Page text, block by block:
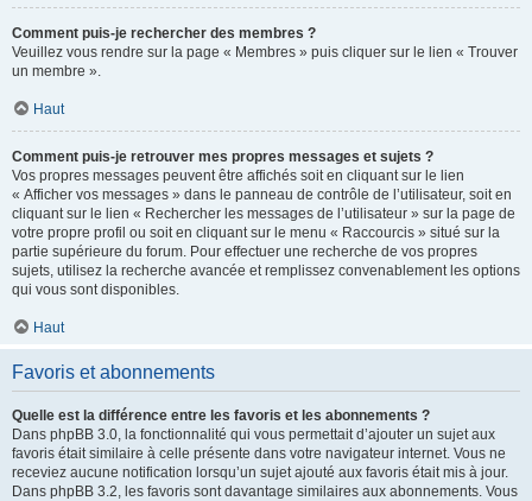
Comment puis-je rechercher des membres ?
Veuillez vous rendre sur la page « Membres » puis cliquer sur le lien « Trouver
un membre ».
Haut
Comment puis-je retrouver mes propres messages et sujets ?
Vos propres messages peuvent être affichés soit en cliquant sur le lien
« Afficher vos messages » dans le panneau de contrôle de l’utilisateur, soit en
cliquant sur le lien « Rechercher les messages de l’utilisateur » sur la page de
votre propre profil ou soit en cliquant sur le menu « Raccourcis » situé sur la
partie supérieure du forum. Pour effectuer une recherche de vos propres
sujets, utilisez la recherche avancée et remplissez convenablement les options
qui vous sont disponibles.
Haut
Favoris et abonnements
Quelle est la différence entre les favoris et les abonnements ?
Dans phpBB 3.0, la fonctionnalité qui vous permettait d’ajouter un sujet aux
favoris était similaire à celle présente dans votre navigateur internet. Vous ne
receviez aucune notification lorsqu’un sujet ajouté aux favoris était mis à jour.
Dans phpBB 3.2, les favoris sont davantage similaires aux abonnements. Vous